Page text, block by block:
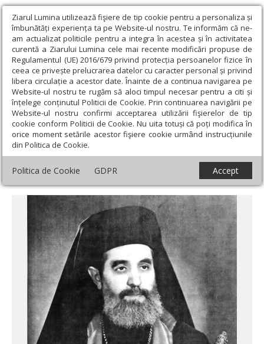
Ziarul Lumina utilizează fişiere de tip cookie pentru a personaliza și
îmbunătăți experiența ta pe Website-ul nostru. Te informăm că ne-
am actualizat politicile pentru a integra în acestea și în activitatea
curentă a Ziarului Lumina cele mai recente modificări propuse de
Regulamentul (UE) 2016/679 privind protecția persoanelor fizice în
ceea ce privește prelucrarea datelor cu caracter personal și privind
libera circulație a acestor date. Înainte de a continua navigarea pe
Website-ul nostru te rugăm să aloci timpul necesar pentru a citi și
înțelege conținutul Politicii de Cookie. Prin continuarea navigării pe
Website-ul nostru confirmi acceptarea utilizării fişierelor de tip
cookie conform Politicii de Cookie. Nu uita totuși că poți modifica în
orice moment setările acestor fişiere cookie urmând instrucțiunile
din Politica de Cookie.
Politica de Cookie GDPR Accept
Ziarul Lumina › Opinii › Repere și idei › Arhiepiscopul Lucian
Florea şi stăruinţa sa pentru Aşezămintele Româneşti din Ţara
Sfântă (II)
Arhiepiscopul Lucian Florea şi stăruinţa sa
pentru Aşezămintele Româneşti din Ţara
Sfântă (II)